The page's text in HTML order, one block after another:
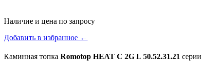
Наличие и цена по запросу
Добавить в избранное ←
Каминная топка Romotop HEAT C 2G L 50.52.31.21 серии